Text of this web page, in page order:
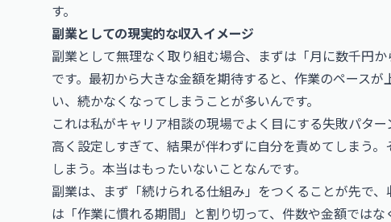
す。
副業としての現実的な収入イメージ
副業として無理なく取り組む場合、まずは「月に数千円
です。最初から大きな金額を期待すると、作業のペース
い、続かなくなってしまうことが多いんです。
これは私がキャリア相談の現場でよく目にする失敗パタ
高く設定しすぎて、結果が伴わずに自分を責めてしまう
しまう。本当はもったいないことなんです。
副業は、まず「続けられる仕組み」をつくることが先で
は「作業に慣れる期間」と割り切って、件数や金額では